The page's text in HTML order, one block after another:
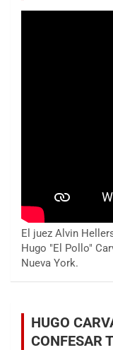
El juez Alvin
Hugo "El Pollo"
Nueva York.
HUGO
CONFESAR